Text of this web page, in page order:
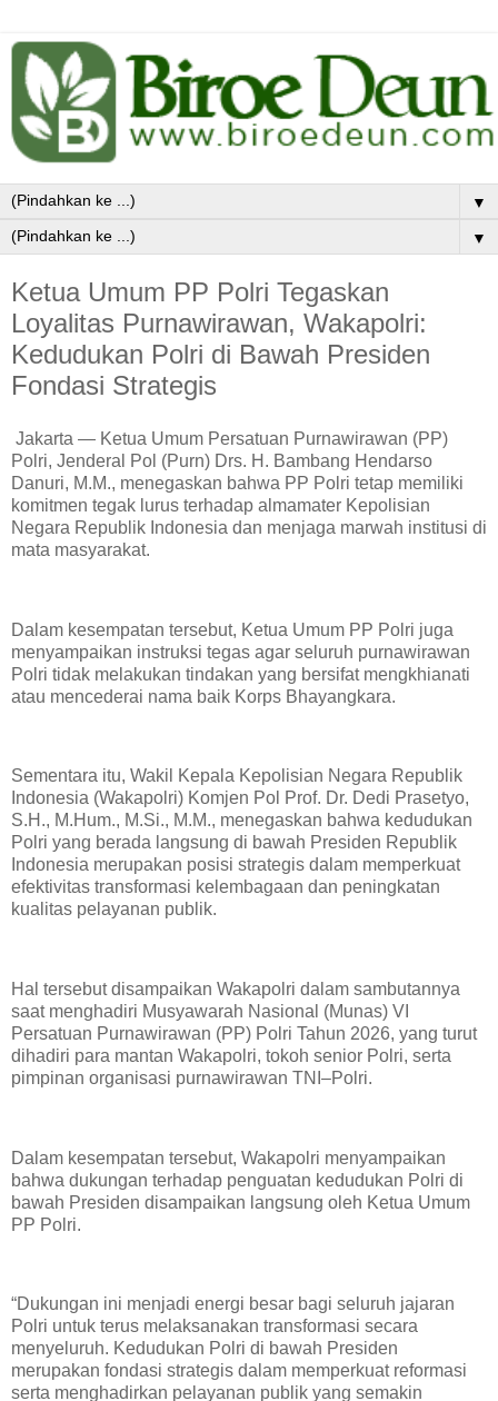
▼
▼
Ketua Umum PP Polri Tegaskan
Loyalitas Purnawirawan, Wakapolri:
Kedudukan Polri di Bawah Presiden
Fondasi Strategis
Jakarta — Ketua Umum Persatuan Purnawirawan (PP)
Polri, Jenderal Pol (Purn) Drs. H. Bambang Hendarso
Danuri, M.M., menegaskan bahwa PP Polri tetap memiliki
komitmen tegak lurus terhadap almamater Kepolisian
Negara Republik Indonesia dan menjaga marwah institusi di
mata masyarakat.
Dalam kesempatan tersebut, Ketua Umum PP Polri juga
menyampaikan instruksi tegas agar seluruh purnawirawan
Polri tidak melakukan tindakan yang bersifat mengkhianati
atau mencederai nama baik Korps Bhayangkara.
Sementara itu, Wakil Kepala Kepolisian Negara Republik
Indonesia (Wakapolri) Komjen Pol Prof. Dr. Dedi Prasetyo,
S.H., M.Hum., M.Si., M.M., menegaskan bahwa kedudukan
Polri yang berada langsung di bawah Presiden Republik
Indonesia merupakan posisi strategis dalam memperkuat
efektivitas transformasi kelembagaan dan peningkatan
kualitas pelayanan publik.
Hal tersebut disampaikan Wakapolri dalam sambutannya
saat menghadiri Musyawarah Nasional (Munas) VI
Persatuan Purnawirawan (PP) Polri Tahun 2026, yang turut
dihadiri para mantan Wakapolri, tokoh senior Polri, serta
pimpinan organisasi purnawirawan TNI–Polri.
Dalam kesempatan tersebut, Wakapolri menyampaikan
bahwa dukungan terhadap penguatan kedudukan Polri di
bawah Presiden disampaikan langsung oleh Ketua Umum
PP Polri.
“Dukungan ini menjadi energi besar bagi seluruh jajaran
Polri untuk terus melaksanakan transformasi secara
menyeluruh. Kedudukan Polri di bawah Presiden
merupakan fondasi strategis dalam memperkuat reformasi
serta menghadirkan pelayanan publik yang semakin